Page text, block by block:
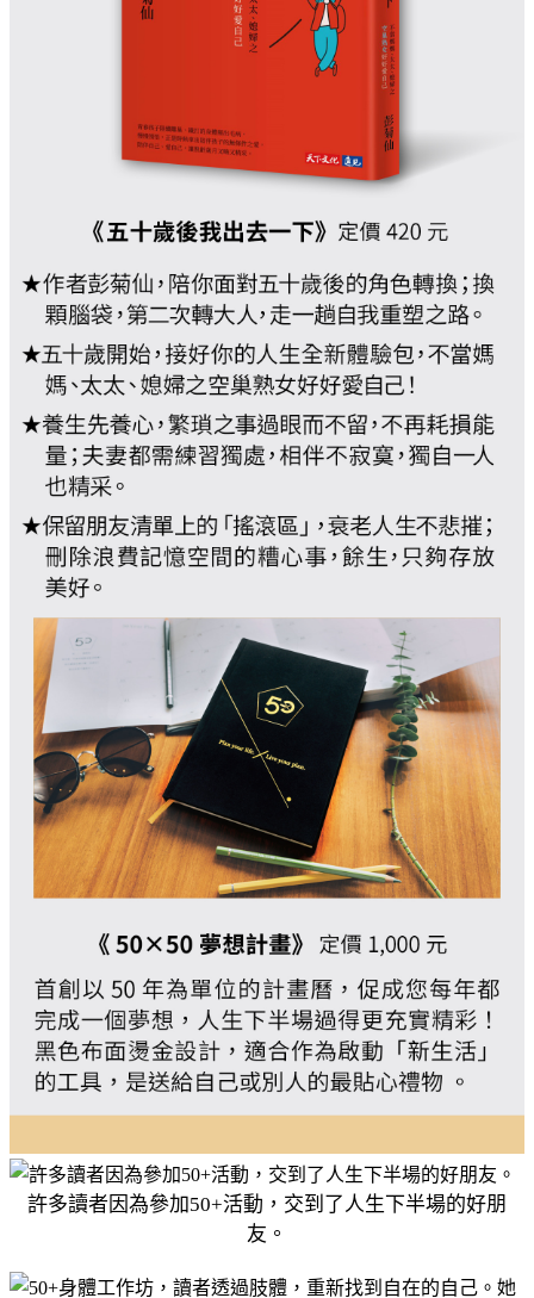
許多讀者因為參加50+活動，交到了人生下半場的好朋
友。